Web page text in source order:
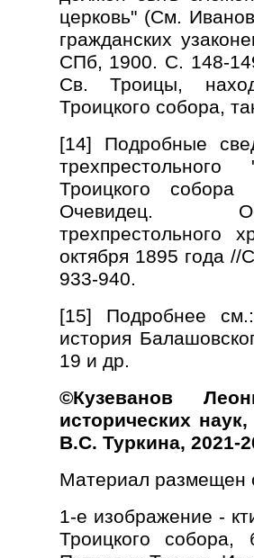
церковь" (См.
гражданских
СПб, 1900. С. 148-
Св. Троицы,
Троицкого собора,
[14] Подробные
Троицкого
Очевидец.
октября 1895 года
933-940.
[15] Подробнее
история
19 и др.
©Кузеванов
исторических
В.С. Туркина, 2021-
Материал размещен
1-е изображение -
Троицкого собора,